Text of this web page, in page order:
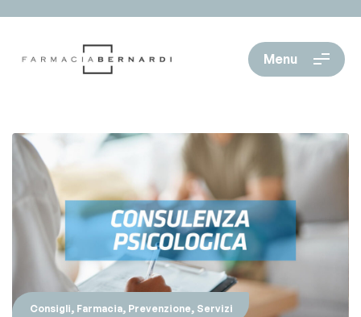
Menu
Consigli, Farmacia, Prevenzione, Servizi